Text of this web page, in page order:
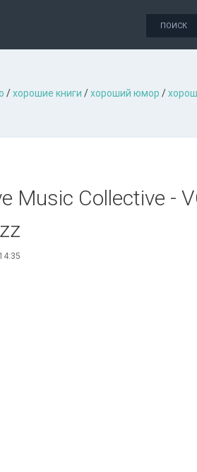
/хорошие книги /хороший юмор /
Music Collective -